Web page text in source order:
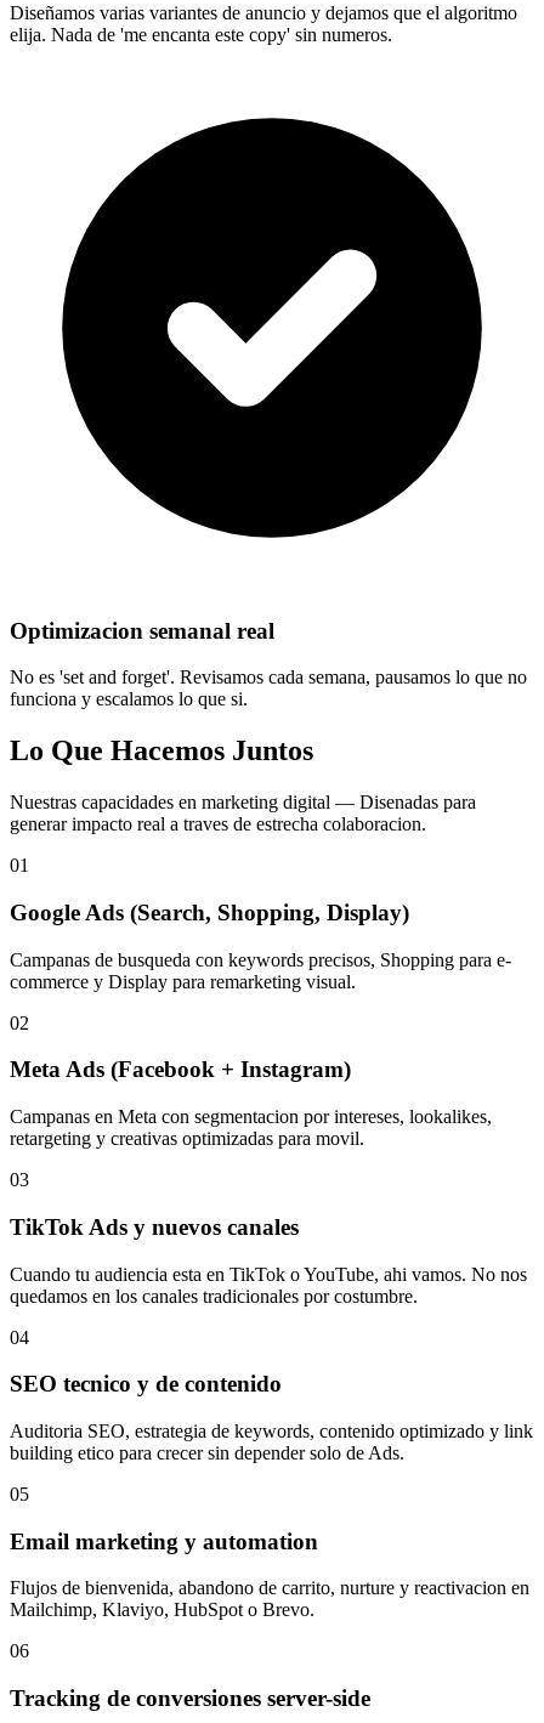
Diseñamos varias variantes de anuncio y dejamos que el algoritmo
elija. Nada de 'me encanta este copy' sin numeros.
Optimizacion semanal real
No es 'set and forget'. Revisamos cada semana, pausamos lo que no
funciona y escalamos lo que si.
Lo Que Hacemos Juntos
Nuestras capacidades en marketing digital — Disenadas para
generar impacto real a traves de estrecha colaboracion.
01
Google Ads (Search, Shopping, Display)
Campanas de busqueda con keywords precisos, Shopping para e-
commerce y Display para remarketing visual.
02
Meta Ads (Facebook + Instagram)
Campanas en Meta con segmentacion por intereses, lookalikes,
retargeting y creativas optimizadas para movil.
03
TikTok Ads y nuevos canales
Cuando tu audiencia esta en TikTok o YouTube, ahi vamos. No nos
quedamos en los canales tradicionales por costumbre.
04
SEO tecnico y de contenido
Auditoria SEO, estrategia de keywords, contenido optimizado y link
building etico para crecer sin depender solo de Ads.
05
Email marketing y automation
Flujos de bienvenida, abandono de carrito, nurture y reactivacion en
Mailchimp, Klaviyo, HubSpot o Brevo.
06
Tracking de conversiones server-side